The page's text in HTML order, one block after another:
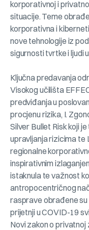
korporativnoj i
situacije. Teme
korporativna i
nove tehnologije iz
sigurnosti tvrtke i ljudi
Ključna predavanja
Visokog učilišta
predviđanja u
procjenu rizika, I.
Silver Bullet Risk koji
upravljanja rizicima te
regionalne
inspirativnim
istaknula te važnost
antropocentričnog
rasprave obrađene
prijetnji u COVID-19
Novi zakon o privatnoj